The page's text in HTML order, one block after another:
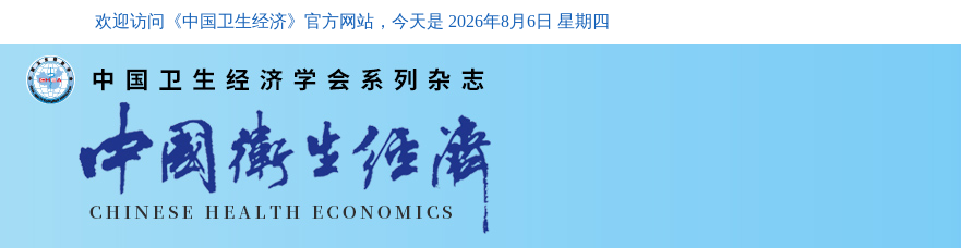
欢迎访问《中国卫生经济》官方网站，今天是 2026年8月6日 星期四